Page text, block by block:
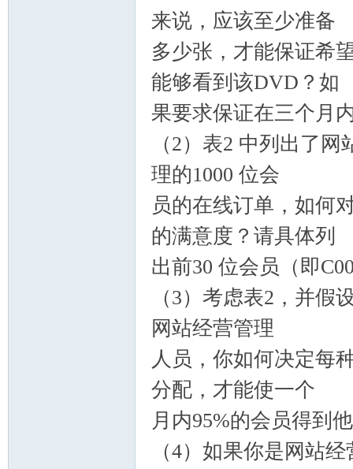
来说，应该至少准备
多少张，才能保证希
能够看到该DVD？如
果要求保证在三个月
（2）表2 中列出了
理的1000 位会
员的在线订单，如何
的满意度？请具体列
出前30 位会员（即
（3）考虑表2，并
网站经营管理
人员，你如何决定每
分配，才能使一个
月内95%的会员得到
（4）如果你是网站